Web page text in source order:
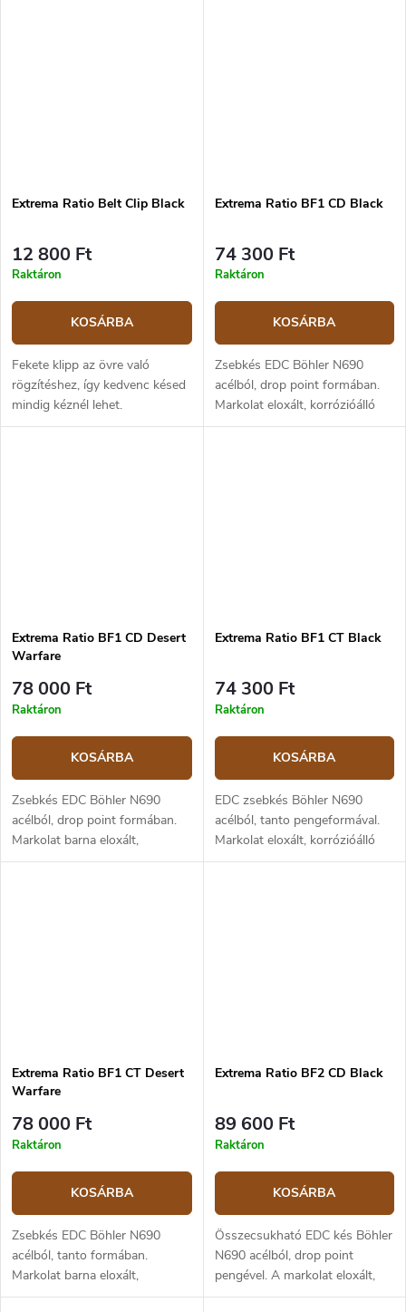
Extrema Ratio Belt Clip Black
12 800 Ft
Raktáron
KOSÁRBA
Fekete klipp az övre való
rögzítéshez, így kedvenc késed
mindig kéznél lehet.
Extrema Ratio BF1 CD Black
74 300 Ft
Raktáron
KOSÁRBA
Zsebkés EDC Böhler N690
acélból, drop point formában.
Markolat eloxált, korrózióálló
alumíniumból. A penge hossza
Extrema Ratio BF1 CD Desert
Warfare
78 000 Ft
Raktáron
KOSÁRBA
Zsebkés EDC Böhler N690
acélból, drop point formában.
Markolat barna eloxált,
korrózióálló alumíniumból. A
Extrema Ratio BF1 CT Black
74 300 Ft
Raktáron
KOSÁRBA
EDC zsebkés Böhler N690
acélból, tanto pengeformával.
Markolat eloxált, korrózióálló
alumíniumból. A penge hossza
Extrema Ratio BF1 CT Desert
Warfare
78 000 Ft
Raktáron
KOSÁRBA
Zsebkés EDC Böhler N690
acélból, tanto formában.
Markolat barna eloxált,
korrózióálló alumíniumból. A
Extrema Ratio BF2 CD Black
89 600 Ft
Raktáron
KOSÁRBA
Összecsukható EDC kés Böhler
N690 acélból, drop point
pengével. A markolat eloxált,
korrózióálló alumíniumból